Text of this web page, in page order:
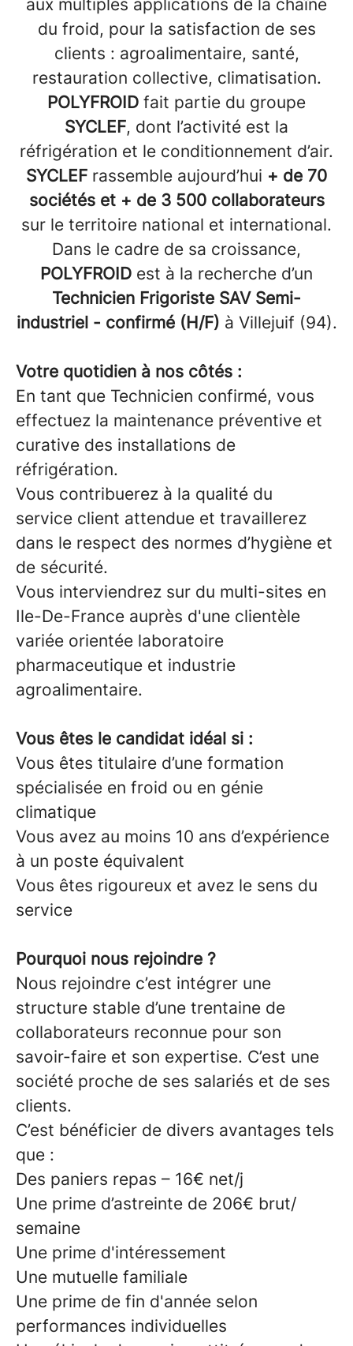
aux multiples applications de la chaîne
du froid, pour la satisfaction de ses
clients : agroalimentaire, santé,
restauration collective, climatisation.
POLYFROID fait partie du groupe
SYCLEF, dont l’activité est la
réfrigération et le conditionnement d’air.
SYCLEF rassemble aujourd’hui + de 70
sociétés et + de 3 500 collaborateurs
sur le territoire national et international.
Dans le cadre de sa croissance,
POLYFROID est à la recherche d’un
Technicien Frigoriste SAV Semi-
industriel - confirmé (H/F) à Villejuif (94).
Votre quotidien à nos côtés :
En tant que Technicien confirmé, vous
effectuez la maintenance préventive et
curative des installations de
réfrigération.
Vous contribuerez à la qualité du
service client attendue et travaillerez
dans le respect des normes d’hygiène et
de sécurité.
Vous interviendrez sur du multi-sites en
Ile-De-France auprès d'une clientèle
variée orientée laboratoire
pharmaceutique et industrie
agroalimentaire.
Vous êtes le candidat idéal si :
Vous êtes titulaire d’une formation
spécialisée en froid ou en génie
climatique
Vous avez au moins 10 ans d’expérience
à un poste équivalent
Vous êtes rigoureux et avez le sens du
service
Pourquoi nous rejoindre ?
Nous rejoindre c’est intégrer une
structure stable d’une trentaine de
collaborateurs reconnue pour son
savoir-faire et son expertise. C’est une
société proche de ses salariés et de ses
clients.
C’est bénéficier de divers avantages tels
que :
Des paniers repas – 16€ net/j
Une prime d’astreinte de 206€ brut/
semaine
Une prime d'intéressement
Une mutuelle familiale
Une prime de fin d'année selon
performances individuelles